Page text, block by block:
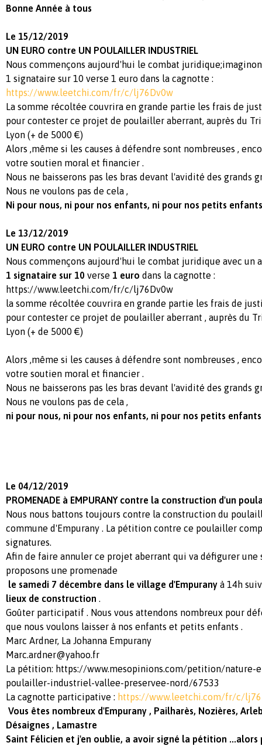
Bonne Année à tous
Le 15/12/2019
UN EURO contre UN POULAILLER INDUSTRIEL
Nous commençons aujourd'hui le combat
1 signataire sur 10 verse 1 euro dans la cagnotte :
https://www.leetchi.com/fr/c/lj76Dv0w
La somme récoltée couvrira en grande partie les frais de
pour contester ce projet de poulailler aberrant, auprès du
Lyon (+ de 5000 €)
Alors ,même si les causes à défendre sont nombreuses ,
votre soutien moral et financier .
Nous ne baisserons pas les bras devant l'avidité des grands
Nous ne voulons pas de cela ,
Ni pour nous, ni pour nos enfants, ni pour nos petits
Le 13/12/2019
UN EURO contre UN POULAILLER INDUSTRIEL
Nous commençons aujourd'hui le combat juridique avec un
1 signataire sur 10 verse 1 euro dans la cagnotte :
https://www.leetchi.com/fr/c/lj76Dv0w
la somme récoltée couvrira en grande partie les frais de
pour contester ce projet de poulailler aberrant , auprès du
Lyon (+ de 5000 €)
Alors ,même si les causes à défendre sont nombreuses ,
votre soutien moral et financier .
Nous ne baisserons pas les bras devant l'avidité des grands
Nous ne voulons pas de cela ,
ni pour nous, ni pour nos enfants, ni pour nos petits enfants
Le 04/12/2019
PROMENADE à EMPURANY contre la construction d'un
Nous nous battons toujours contre la construction du
commune d'Empurany . La pétition contre ce poulailler
signatures.
Afin de faire annuler ce projet aberrant qui va défigurer une
proposons une promenade
le samedi 7 décembre dans le village d'Empurany à 14h
lieux de construction .
Goûter participatif . Nous vous attendons nombreux pour
que nous voulons laisser à nos enfants et petits enfants .
Marc Ardner, La Johanna Empurany
Marc.ardner@yahoo.fr
La pétition: https://www.mesopinions.com/petition/nature-
poulailler-industriel-vallee-preservee-nord/67533
La cagnotte participative : https://www.leetchi.com/fr/c/
Vous êtes nombreux d'Empurany , Pailharès, Nozières,
Désaignes , Lamastre
Saint Félicien et j'en oublie, a avoir signé la pétition